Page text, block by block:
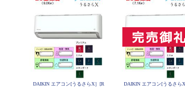
DAIKIN エアコン[うるさらX］[R
DAIKIN エアコン[うるさら